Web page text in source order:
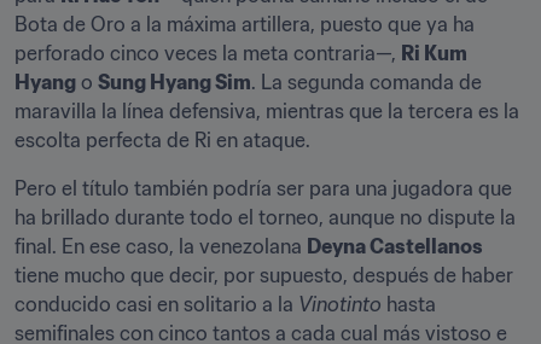
Bota de Oro a la máxima artillera, puesto que ya ha
perforado cinco veces la meta contraria—, Ri Kum
Hyang o Sung Hyang Sim. La segunda comanda de
maravilla la línea defensiva, mientras que la tercera es la
escolta perfecta de Ri en ataque.
Pero el título también podría ser para una jugadora que
ha brillado durante todo el torneo, aunque no dispute la
final. En ese caso, la venezolana Deyna Castellanos
tiene mucho que decir, por supuesto, después de haber
conducido casi en solitario a la Vinotinto hasta
semifinales con cinco tantos a cada cual más vistoso e